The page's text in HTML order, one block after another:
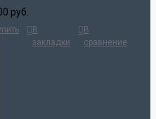
руб.
В
закладки
В
сравнение